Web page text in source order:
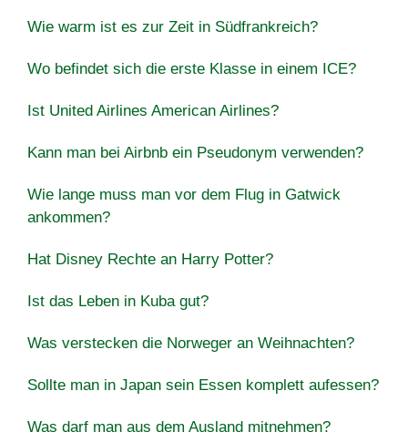
Wie warm ist es zur Zeit in Südfrankreich?
Wo befindet sich die erste Klasse in einem ICE?
Ist United Airlines American Airlines?
Kann man bei Airbnb ein Pseudonym verwenden?
Wie lange muss man vor dem Flug in Gatwick
ankommen?
Hat Disney Rechte an Harry Potter?
Ist das Leben in Kuba gut?
Was verstecken die Norweger an Weihnachten?
Sollte man in Japan sein Essen komplett aufessen?
Was darf man aus dem Ausland mitnehmen?